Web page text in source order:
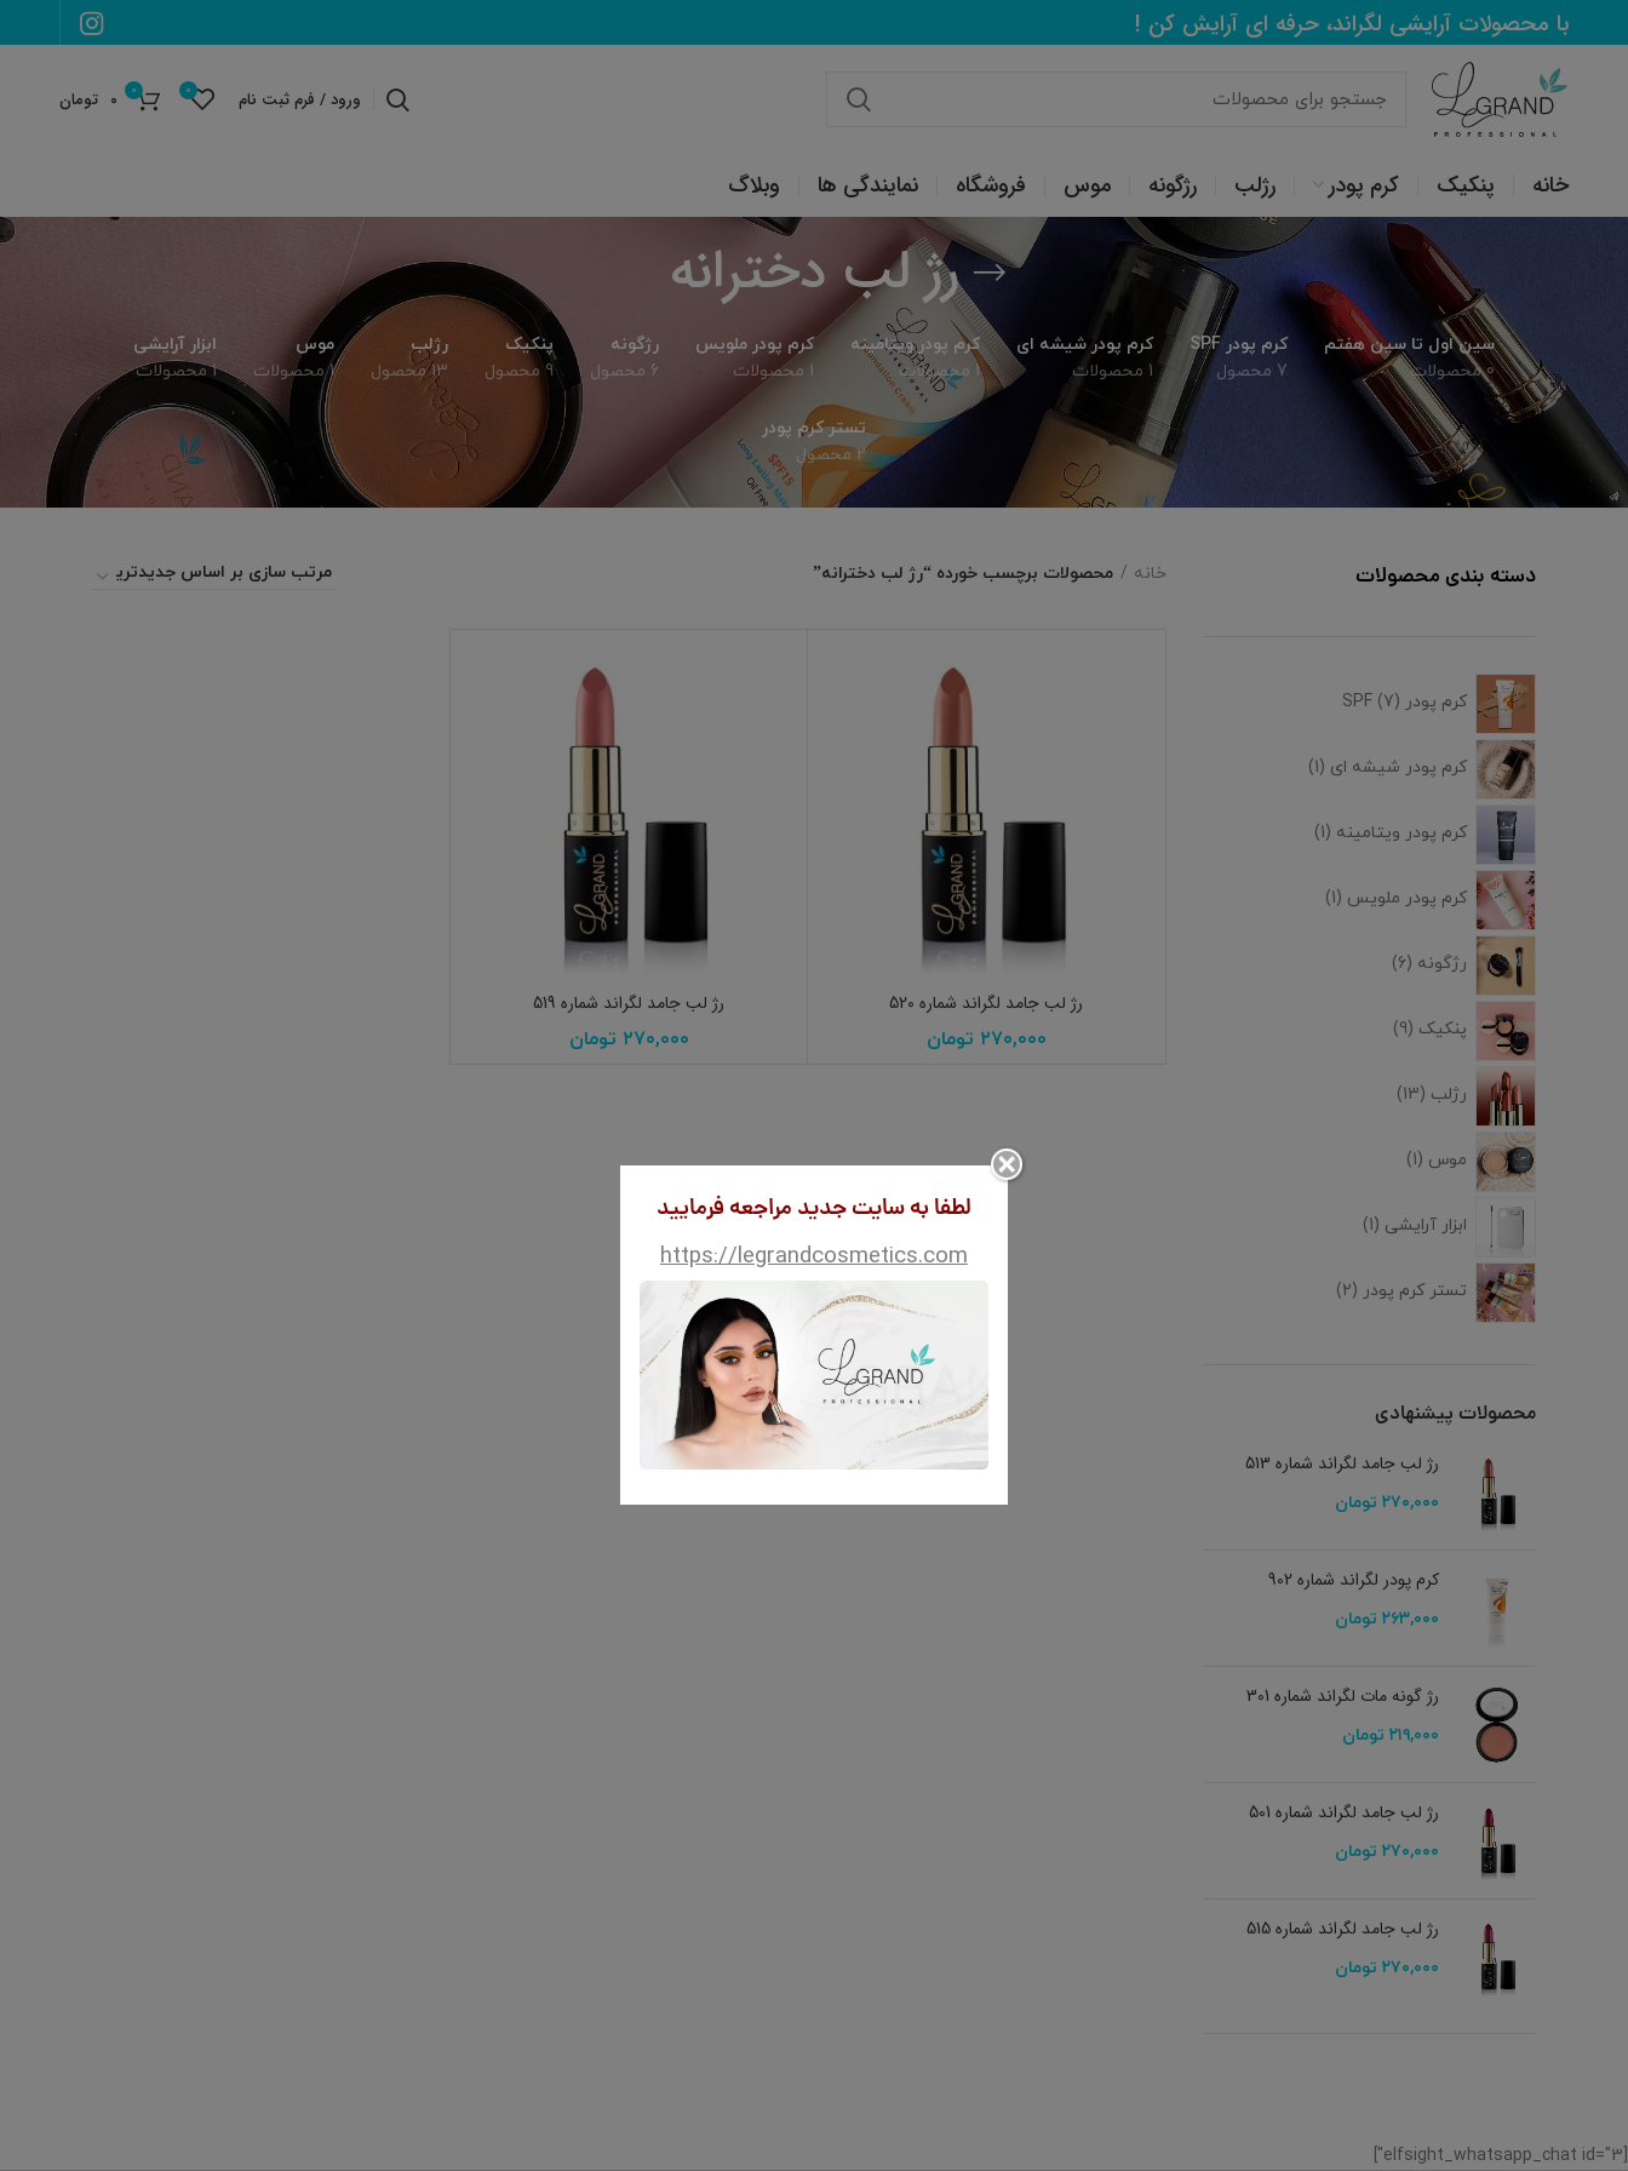
با محصولات آرایشی لگراند، حرفه ای آرایش کن !
ورود / فرم ثبت نام 0
0 ۰ تومان
خانه پنکیک کرم پودر رژلب رژگونه موس فروشگاه نمایندگی ها وبلاگ
رژ لب دخترانه
سین اول تا سین هفتم
0 محصولات
کرم پودر SPF
7 محصول
کرم پودر شیشه ای
1 محصولات
کرم پودر ویتامینه
1 محصولات
کرم پودر ملویس
1 محصولات
رژگونه
6 محصول
پنکیک
9 محصول
رژلب
13 محصول
موس
1 محصولات
ابزار آرایشی
1 محصولات
تستر کرم پودر
2 محصول
دسته بندی محصولات
کرم پودر SPF 7
کرم پودر شیشه ای 1
کرم پودر ویتامینه 1
کرم پودر ملویس 1
رژگونه 6
پنکیک 9
رژلب 13
موس 1
ابزار آرایشی 1
تستر کرم پودر 2
محصولات پیشنهادی
رژ لب جامد لگراند شماره 513
۲۷۰,۰۰۰ تومان
کرم پودر لگراند شماره 902
۲۶۳,۰۰۰ تومان
رژ گونه مات لگراند شماره 301
۲۱۹,۰۰۰ تومان
رژ لب جامد لگراند شماره 501
۲۷۰,۰۰۰ تومان
رژ لب جامد لگراند شماره 515
۲۷۰,۰۰۰ تومان
خانه محصولات برچسب خورده “رژ لب دخترانه”
افزودن به سبد خرید
رژ لب جامد لگراند شماره 520
۲۷۰,۰۰۰ تومان
افزودن به سبد خرید
رژ لب جامد لگراند شماره 519
۲۷۰,۰۰۰ تومان
[elfsight_whatsapp_chat id="3"]
لطفا به سایت جدید مراجعه فرمایید
https://legrandcosmetics.com